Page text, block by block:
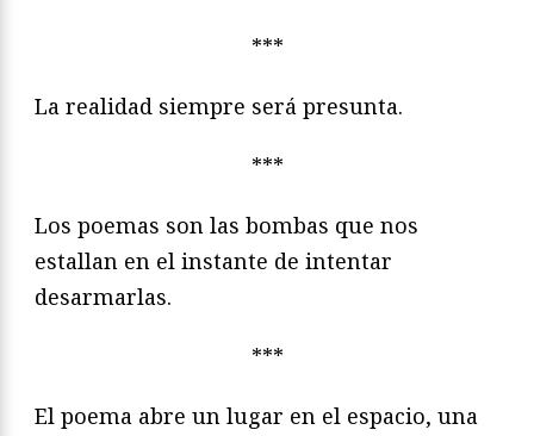
***
La realidad siempre será presunta.
***
Los poemas son las bombas que nos
estallan en el instante de intentar
desarmarlas.
***
El poema abre un lugar en el espacio, una